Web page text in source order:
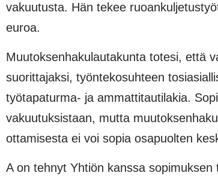
vakuutusta. Hän tekee
euroa.
Muutoksenhakulautakunta totesi, että
suorittajaksi, työntekosuhteen
työtapaturma- ja ammattitautilakia.
vakuutuksistaan, mutta
ottamisesta ei voi sopia osapuolten
A on tehnyt Yhtiön kanssa